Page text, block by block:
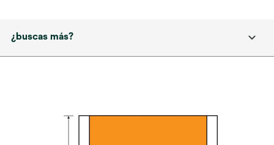
¿buscas más?